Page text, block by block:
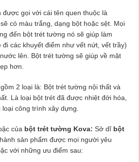
được gọi với cái tên quen thuộc là
có màu trắng, dạng bột hoặc sệt. Mọi
đến bột trét tường nó sẽ giúp làm
các khuyết điểm như vết nứt, vết trầy)
lên. Bột trét tường sẽ giúp về mặt
hơn.
gồm 2 loại là: Bột trét tường nội thất và
Là loại bột trét đã được nhiệt đới hóa,
công trình xây dựng.
của bột trét tường Kova:Sở dĩ bột
sản phẩm được mọi người yêu
với những ưu điểm sau: